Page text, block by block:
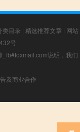
类目录 | 精选推荐文章 | 网站
号
说明，我们
及商业合作